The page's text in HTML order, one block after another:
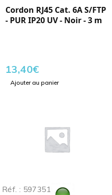
Cordon RJ45 Cat. 6A S/FTP
- PUR IP20 UV - Noir - 3 m
13,40€
Ajouter au panier
Réf. : 597351